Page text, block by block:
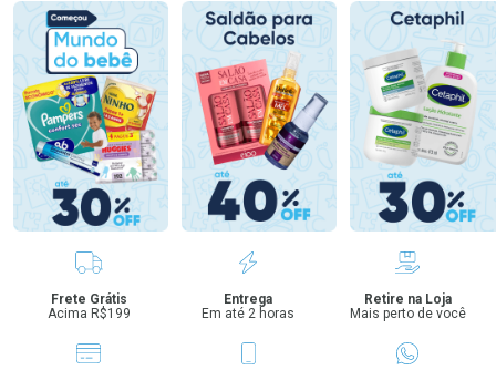
Benefícios
Frete Grátis
Acima R$199
Entrega
Em até 2 horas
Retire na Loja
Mais perto de você